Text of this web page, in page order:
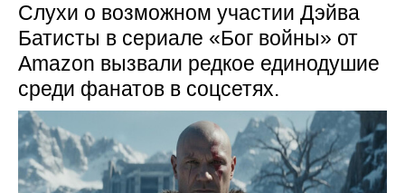
Слухи о возможном участии Дэйва
Батисты в сериале «Бог войны» от
Amazon вызвали редкое единодушие
среди фанатов в соцсетях.